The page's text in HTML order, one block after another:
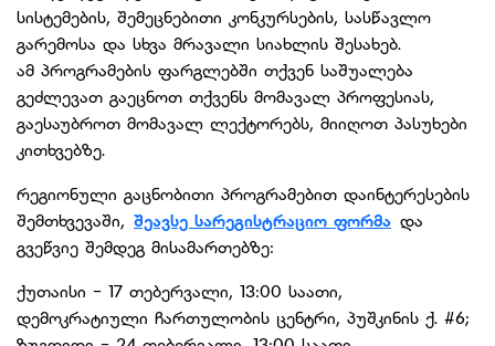
სისტემების, შემეცნებითი კონკურსების, სასწავლო
გარემოსა და სხვა მრავალი სიახლის შესახებ.
ამ პროგრამების ფარგლებში თქვენ საშუალება
გეძლევათ გაეცნოთ თქვენს მომავალ პროფესიას,
გაესაუბროთ მომავალ ლექტორებს, მიიღოთ პასუხები
კითხვებზე.
რეგიონული გაცნობითი პროგრამებით დაინტერესების
შემთხვევაში, შეავსე სარეგისტრაციო ფორმა და
გვეწვიე შემდეგ მისამართებზე:
ქუთაისი - 17 თებერვალი, 13:00 საათი,
დემოკრატიული ჩართულობის ცენტრი, პუშკინის ქ. #6;